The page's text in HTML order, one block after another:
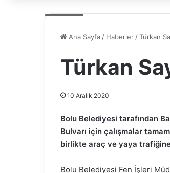
Ana Sayfa / Haberler /Türkan
Türkan
10 Aralık 2020
Bolu Belediyesi tarafından
Bulvarı için çalışmalar
birlikte araç ve yaya trafiğine
Bolu Belediyesi Fen İşleri